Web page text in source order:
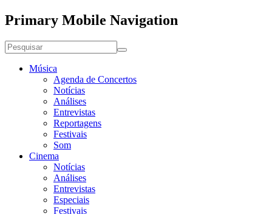
Primary Mobile Navigation
Música
Agenda de Concertos
Notícias
Análises
Entrevistas
Reportagens
Festivais
Som
Cinema
Notícias
Análises
Entrevistas
Especiais
Festivais